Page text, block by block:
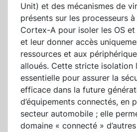
Unit) et des mécanismes de
présents sur les processeurs
Cortex-A pour isoler les OS
et leur donner accès
ressources et aux
alloués. Cette stricte isolation
essentielle pour assurer la
efficace dans la future
d’équipements connectés, en
secteur automobile ; elle
domaine « connecté »